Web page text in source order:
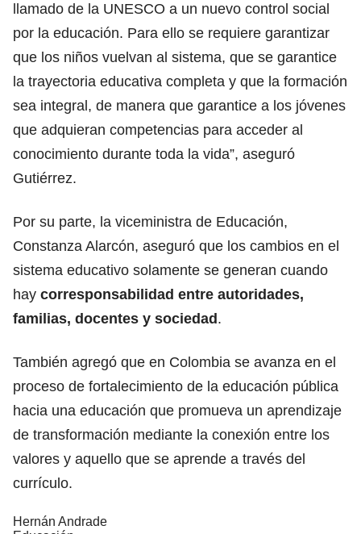
llamado de la UNESCO a un nuevo control social
por la educación. Para ello se requiere garantizar
que los niños vuelvan al sistema, que se garantice
la trayectoria educativa completa y que la formación
sea integral, de manera que garantice a los jóvenes
que adquieran competencias para acceder al
conocimiento durante toda la vida”, aseguró
Gutiérrez.
Por su parte, la viceministra de Educación,
Constanza Alarcón, aseguró que los cambios en el
sistema educativo solamente se generan cuando
hay corresponsabilidad entre autoridades,
familias, docentes y sociedad.
También agregó que en Colombia se avanza en el
proceso de fortalecimiento de la educación pública
hacia una educación que promueva un aprendizaje
de transformación mediante la conexión entre los
valores y aquello que se aprende a través del
currículo.
Hernán Andrade